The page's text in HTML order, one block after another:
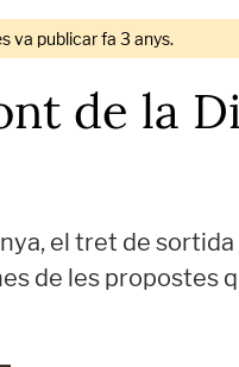
va publicar fa 3 anys.
de la
el tret de
de les propostes